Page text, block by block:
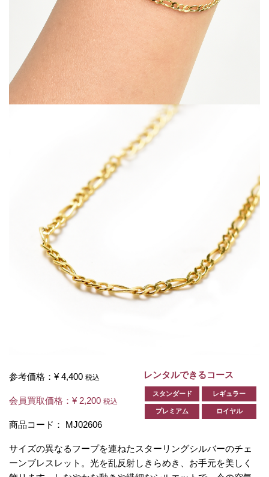
参考価格： ¥ 4,400 税込
会員買取価格： ¥ 2,200 税込
商品コード： MJ02606
レンタルできるコース
スタンダード レギュラー
プレミアム ロイヤル
サイズの異なるフープを連ねたスターリングシルバーのチェ
ーンブレスレット。光を乱反射しきらめき、お手元を美しく